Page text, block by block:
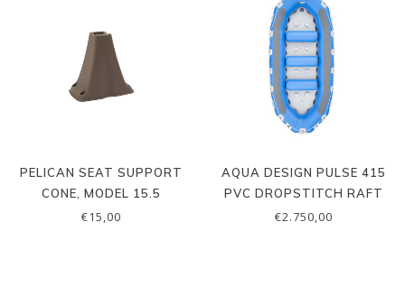
PELICAN SEAT SUPPORT
CONE, MODEL 15.5
€15,00
AQUA DESIGN PULSE 415
PVC DROPSTITCH RAFT
€2.750,00